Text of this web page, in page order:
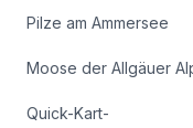
Pilze am Ammersee
Moose der Allgäuer
Quick-Kart-